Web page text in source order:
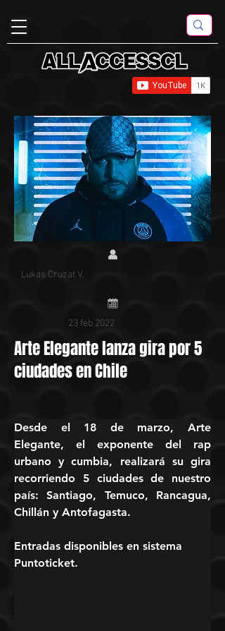
Lukas Cruzat V.
23 feb 2022
Arte Elegante lanza gira por 5
ciudades en Chile
Desde el 18 de marzo, Arte
Elegante, el exponente del rap
urbano y cumbia, realizará su gira
recorriendo 5 ciudades de nuestro
país: Santiago, Temuco, Rancagua,
Chillán y Antofagasta.
Entradas disponibles en sistema
Puntoticket.